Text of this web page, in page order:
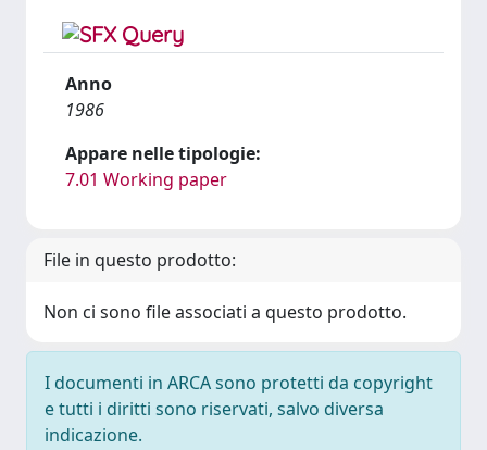
Anno
1986
Appare nelle tipologie:
7.01 Working paper
File in questo prodotto:
Non ci sono file associati a questo prodotto.
I documenti in ARCA sono protetti da copyright
e tutti i diritti sono riservati, salvo diversa
indicazione.